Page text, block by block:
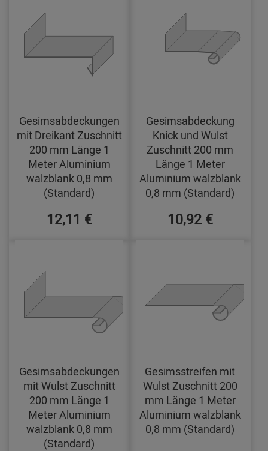
Gesimsabdeckungen
mit Dreikant Zuschnitt
200 mm Länge 1
Meter Aluminium
walzblank 0,8 mm
(Standard)
12,11 €
Gesimsabdeckung
Knick und Wulst
Zuschnitt 200 mm
Länge 1 Meter
Aluminium walzblank
0,8 mm (Standard)
10,92 €
Gesimsabdeckungen
mit Wulst Zuschnitt
200 mm Länge 1
Meter Aluminium
walzblank 0,8 mm
(Standard)
Gesimsstreifen mit
Wulst Zuschnitt 200
mm Länge 1 Meter
Aluminium walzblank
0,8 mm (Standard)